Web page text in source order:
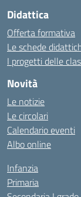
Didattica
Offerta formativa
Le schede
I progetti delle
Novità
Le notizie
Le circolari
Calendario eventi
Albo online
Infanzia
Primaria